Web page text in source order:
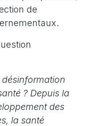
de
? Depuis la
des
la santé